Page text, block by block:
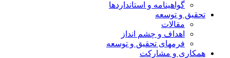
گواهينامه و استانداردها
تحقيق و توسعه
مقالات
اهداف و چشم انداز
فرمهای تحقیق و توسعه
همکاری و مشارکت